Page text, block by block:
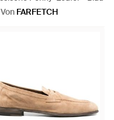
Von FARFETCH